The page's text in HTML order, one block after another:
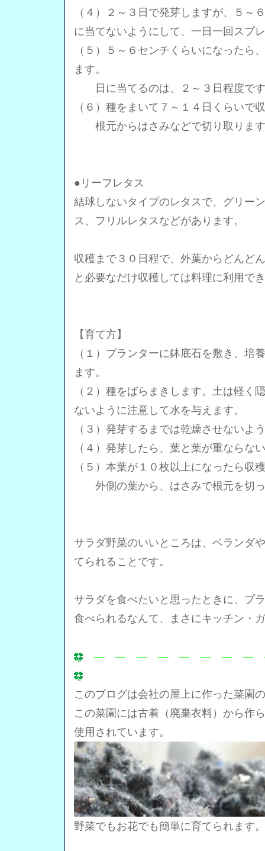
（４）２～３日で発芽しますが、５～
に当てないようにして、一日一回スプ
（５）５～６センチくらいになったら
ます。
日に当てるのは、２～３日程度で
（６）種をまいて７～１４日くらいで
根元からはさみなどで切り取りま
●リーフレタス
結球しないタイプのレタスで、グリー
ス、フリルレタスなどがあります。
収穫まで３０日程で、外葉からどんど
と必要なだけ収穫しては料理に利用で
【育て方】
（１）プランターに鉢底石を敷き、培
ます。
（２）種をばらまきします。土は軽く
ないように注意して水を与えます。
（３）発芽するまでは乾燥させないよ
（４）発芽したら、葉と葉が重ならな
（５）本葉が１０枚以上になったら収
外側の葉から、はさみで根元を切っ
サラダ野菜のいいところは、ベランダ
てられることです。
サラダを食べたいと思ったときに、プ
食べられるなんて、まさにキッチン・
― ― ― ― ― ― ― ―
このブログは会社の屋上に作った菜園
この菜園には古着（廃棄衣料）から作
使用されています。
野菜でもお花でも簡単に育てられます。